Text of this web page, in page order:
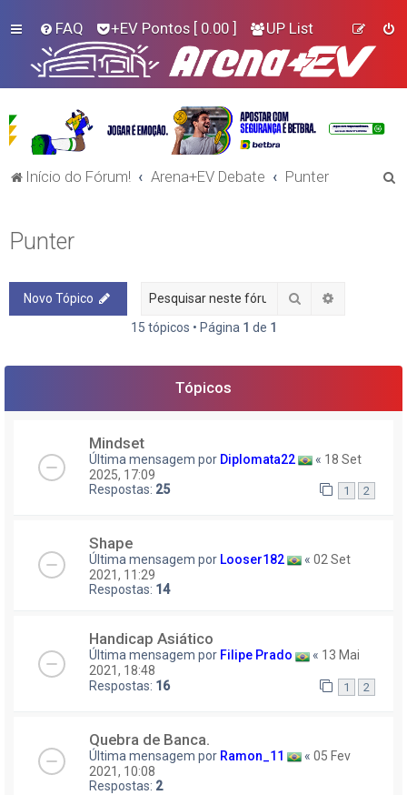
FAQ +EV Pontos [ 0.00 ] UP List
Início do Fórum! Arena+EV Debate Punter
Punter
Novo Tópico Pesquisar
15 tópicos • Página 1 de 1
Tópicos
Mindset
Última mensagem por Diplomata22 « 18 Set
2025, 17:09
Respostas: 25 1 2
Shape
Última mensagem por Looser182 « 02 Set
2021, 11:29
Respostas: 14
Handicap Asiático
Última mensagem por Filipe Prado « 13 Mai
2021, 18:48
Respostas: 16 1 2
Quebra de Banca.
Última mensagem por Ramon_11 « 05 Fev
2021, 10:08
Respostas: 2